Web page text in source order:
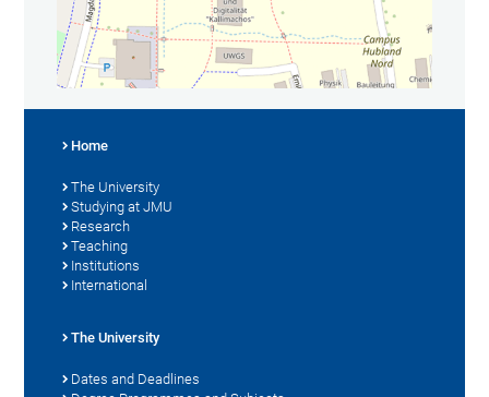
Home
The University
Studying at JMU
Research
Teaching
Institutions
International
The University
Dates and Deadlines